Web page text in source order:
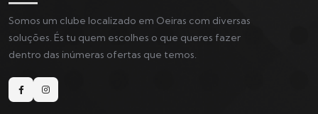
Somos um clube localizado em Oeiras com diversas
soluções. És tu quem escolhes o que queres fazer
dentro das inúmeras ofertas que temos.